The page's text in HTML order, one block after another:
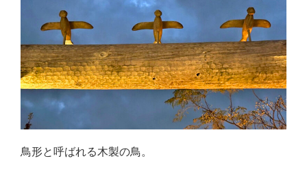
鳥形と呼ばれる木製の鳥。